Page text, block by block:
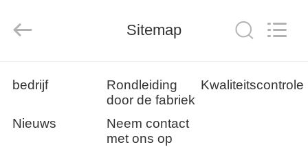
PRODUCTEN
Co.,Ltd..
Sitemap
bedrijf
Rondleiding
door de fabriek
Kwaliteitscontrole
Nieuws
Neem contact
met ons op